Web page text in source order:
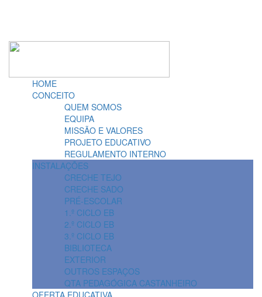
HOME
CONCEITO
QUEM SOMOS
EQUIPA
MISSÃO E VALORES
PROJETO EDUCATIVO
REGULAMENTO INTERNO
INSTALAÇÕES
CRECHE TEJO
CRECHE SADO
PRÉ-ESCOLAR
1.º CICLO EB
2.º CICLO EB
3.º CICLO EB
BIBLIOTECA
EXTERIOR
OUTROS ESPAÇOS
QTA PEDAGÓGICA CASTANHEIRO
OFERTA EDUCATIVA